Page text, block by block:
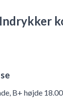
B+ højde